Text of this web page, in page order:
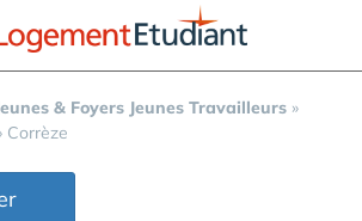
& Foyers Jeunes Travailleurs »
Corrèze